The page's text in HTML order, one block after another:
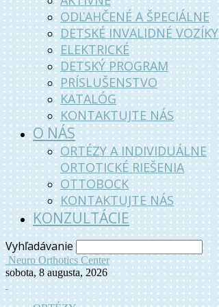
ODĽAHČENÉ A ŠPECIÁLNE
DETSKÉ INVALIDNÉ VOZÍKY
ELEKTRICKÉ
DETSKÝ PROGRAM
PRÍSLUŠENSTVO
KATALÓG
KONTAKTUJTE NÁS
O NÁS
ORTÉZY A INDIVIDUÁLNE
ORTOTICKÉ RIEŠENIA
OTTOBOCK
KONTAKTUJTE NÁS
KONZULTÁCIE
Vyhľadávanie
Neuro Orthotics Center
sobota, 8 augusta, 2026